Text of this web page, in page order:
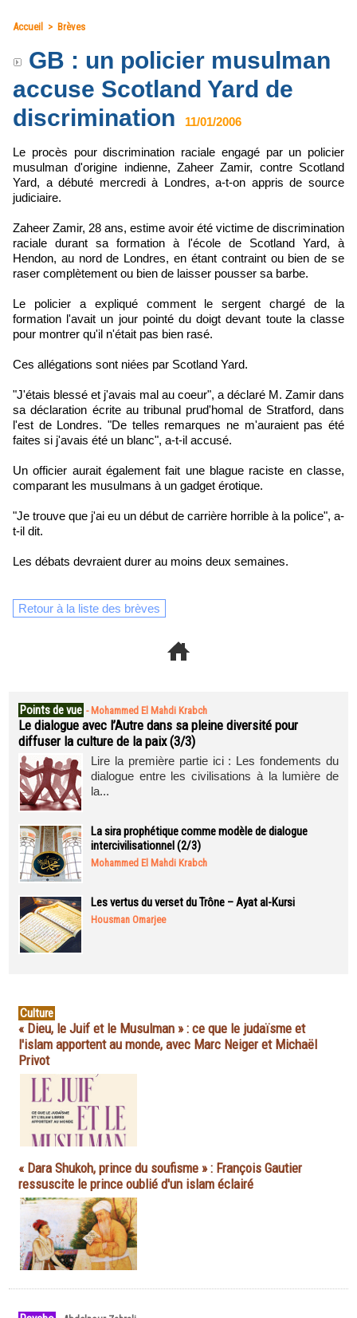
Accueil > Brèves
GB : un policier musulman
accuse Scotland Yard de
discrimination
11/01/2006
Le procès pour discrimination raciale engagé par un policier
musulman d'origine indienne, Zaheer Zamir, contre Scotland
Yard, a débuté mercredi à Londres, a-t-on appris de source
judiciaire.
Zaheer Zamir, 28 ans, estime avoir été victime de discrimination
raciale durant sa formation à l'école de Scotland Yard, à
Hendon, au nord de Londres, en étant contraint ou bien de se
raser complètement ou bien de laisser pousser sa barbe.
Le policier a expliqué comment le sergent chargé de la
formation l'avait un jour pointé du doigt devant toute la classe
pour montrer qu'il n'était pas bien rasé.
Ces allégations sont niées par Scotland Yard.
"J'étais blessé et j'avais mal au coeur", a déclaré M. Zamir dans
sa déclaration écrite au tribunal prud'homal de Stratford, dans
l'est de Londres. "De telles remarques ne m'auraient pas été
faites si j'avais été un blanc", a-t-il accusé.
Un officier aurait également fait une blague raciste en classe,
comparant les musulmans à un gadget érotique.
"Je trouve que j'ai eu un début de carrière horrible à la police", a-
t-il dit.
Les débats devraient durer au moins deux semaines.
Retour à la liste des brèves
Points de vue - Mohammed El Mahdi Krabch
Le dialogue avec l’Autre dans sa pleine diversité pour
diffuser la culture de la paix (3/3)
Lire la première partie ici : Les fondements du
dialogue entre les civilisations à la lumière de
la...
La sira prophétique comme modèle de dialogue
intercivilisationnel (2/3)
Mohammed El Mahdi Krabch
Les vertus du verset du Trône – Ayat al-Kursi
Housman Omarjee
Culture
« Dieu, le Juif et le Musulman » : ce que le judaïsme et
l'islam apportent au monde, avec Marc Neiger et Michaël
Privot
« Dara Shukoh, prince du soufisme » : François Gautier
ressuscite le prince oublié d'un islam éclairé